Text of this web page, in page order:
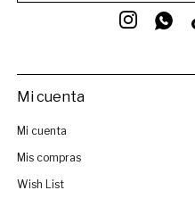
 
Mi cuenta
Mi cuenta
Mis compras
Wish List